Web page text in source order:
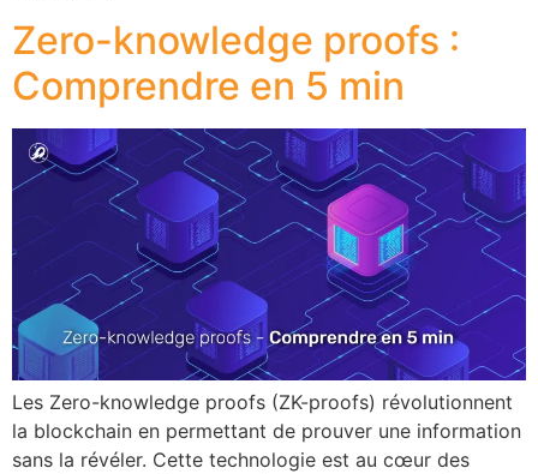
Zero-knowledge proofs :
Comprendre en 5 min
Les Zero-knowledge proofs (ZK-proofs) révolutionnent
la blockchain en permettant de prouver une information
sans la révéler. Cette technologie est au cœur des